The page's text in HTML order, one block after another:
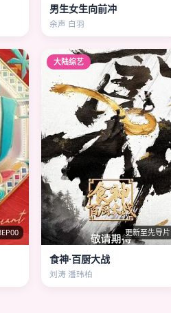
男生女生向前冲
余声 白羽
大陆综艺
更新至先导片
食神·百厨大战
刘涛 潘玮柏